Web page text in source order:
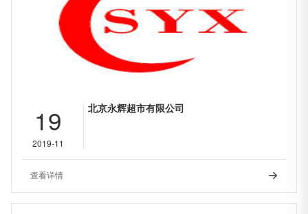
19
2019-11
北京永辉超市有限公司
查看详情 